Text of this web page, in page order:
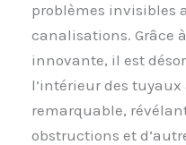
problèmes invisibles
canalisations. Grâce
innovante, il est
l’intérieur des
remarquable,
obstructions et